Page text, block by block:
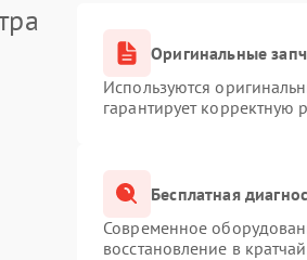
Оригинальные
Используются
гарантирует корректную
Бесплатная
Современное
восстановление в